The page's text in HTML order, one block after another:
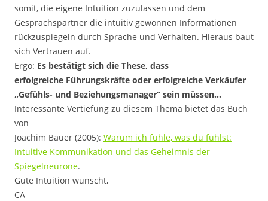
somit, die eigene Intuition zuzulassen und dem
Gesprächspartner die intuitiv gewonnen Informationen
rückzuspiegeln durch Sprache und Verhalten. Hieraus baut
sich Vertrauen auf.
Ergo: Es bestätigt sich die These, dass
erfolgreiche Führungskräfte oder erfolgreiche Verkäufer
„Gefühls- und Beziehungsmanager“ sein müssen…
Interessante Vertiefung zu diesem Thema bietet das Buch
von
Joachim Bauer (2005): Warum ich fühle, was du fühlst:
Intuitive Kommunikation und das Geheimnis der
Spiegelneurone.
Gute Intuition wünscht,
CA